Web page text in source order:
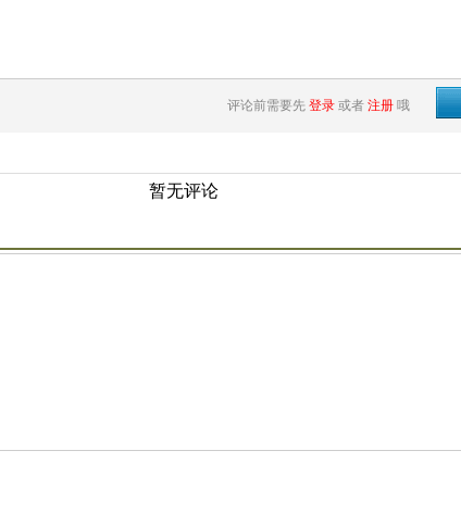
评论前需要先 登录 或者 注册 哦
暂无评论